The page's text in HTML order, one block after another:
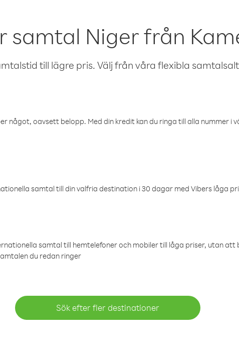
samtal Niger från
till lägre pris. Välj från våra flexibla
något, oavsett belopp. Med din kredit kan du ringa till alla nummer i
samtal till din valfria destination i 30 dagar med Vibers låga
samtal till hemtelefoner och mobiler till låga priser, utan att
du redan ringer
Sök efter fler destinationer